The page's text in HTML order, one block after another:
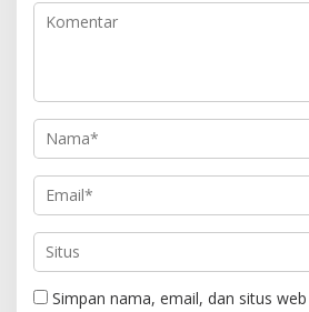
Simpan nama, email, dan situs